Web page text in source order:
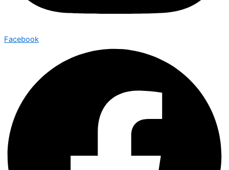
Facebook